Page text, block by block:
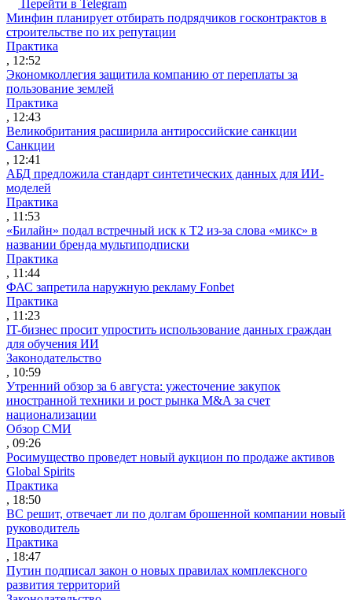
Перейти в Telegram
Минфин планирует отбирать подрядчиков госконтрактов в
строительстве по их репутации
Практика
, 12:52
Экономколлегия защитила компанию от переплаты за
пользование землей
Практика
, 12:43
Великобритания расширила антироссийские санкции
Санкции
, 12:41
АБД предложила стандарт синтетических данных для ИИ-
моделей
Практика
, 11:53
«Билайн» подал встречный иск к Т2 из-за слова «микс» в
названии бренда мультиподписки
Практика
, 11:44
ФАС запретила наружную рекламу Fonbet
Практика
, 11:23
IT-бизнес просит упростить использование данных граждан
для обучения ИИ
Законодательство
, 10:59
Утренний обзор за 6 августа: ужесточение закупок
иностранной техники и рост рынка M&A за счет
национализации
Обзор СМИ
, 09:26
Росимущество проведет новый аукцион по продаже активов
Global Spirits
Практика
, 18:50
ВС решит, отвечает ли по долгам брошенной компании новый
руководитель
Практика
, 18:47
Путин подписал закон о новых правилах комплексного
развития территорий